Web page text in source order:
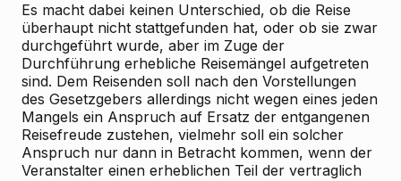
Es macht dabei keinen Unterschied, ob die Reise
überhaupt nicht stattgefunden hat, oder ob sie zwar
durchgeführt wurde, aber im Zuge der
Durchführung erhebliche Reisemängel aufgetreten
sind. Dem Reisenden soll nach den Vorstellungen
des Gesetzgebers allerdings nicht wegen eines jeden
Mangels ein Anspruch auf Ersatz der entgangenen
Reisefreude zustehen, vielmehr soll ein solcher
Anspruch nur dann in Betracht kommen, wenn der
Veranstalter einen erheblichen Teil der vertraglich